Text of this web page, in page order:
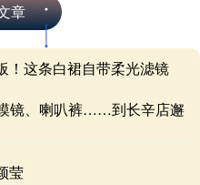
章
！这条白裙自带柔光滤镜
镜、喇叭裤……到长辛店邂
莹